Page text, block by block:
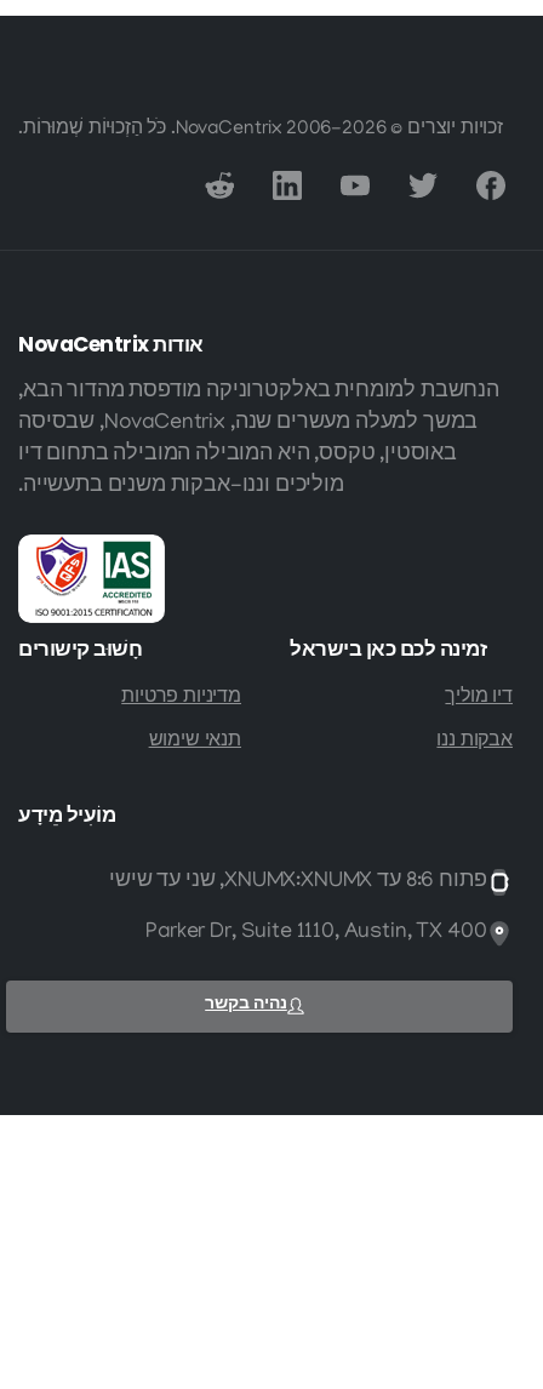
זכויות יוצרים © 2006-2026 NovaCentrix. כֹּל הַזְכוּיוֹת שְׁמוּרוֹת.
אודותNovaCentrix
הנחשבת למומחית באלקטרוניקה מודפסת מהדור הבא,
במשך למעלה מעשרים שנה, NovaCentrix, שבסיסה
באוסטין, טקסס, היא המובילה המובילה בתחום דיו
מוליכים וננו-אבקות משנים בתעשייה.
זמינה לכם כאן בישראל
דיו מוליך
אבקות ננו
חָשׁוּבקישורים
מדיניות פרטיות
תנאי שימוש
מוֹעִילמֵידָע
פתוח 8:6 עד XNUMX:XNUMX, שני עד שישי
400 Parker Dr, Suite 1110, Austin, TX
נהיה בקשר